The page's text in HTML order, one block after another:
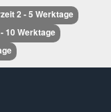
2 - 5 Werktage
10 Werktage